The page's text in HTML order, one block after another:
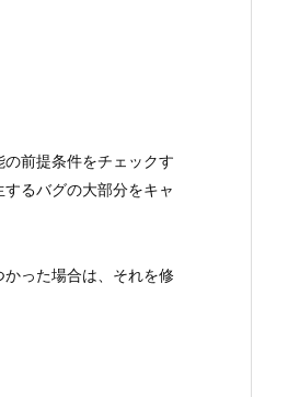
前提条件をチェックす
るバグの大部分をキャ
った場合は、それを修